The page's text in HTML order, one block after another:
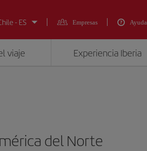
- ES
Empresas Ayuda
viaje Experiencia Iberia
del Norte